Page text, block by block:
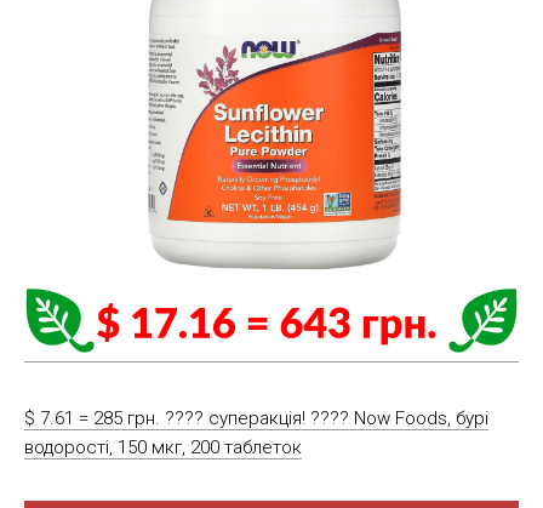
$ 7.61 = 285 грн. ???? cуперакція! ???? Now Foods, бурі
водорості, 150 мкг, 200 таблеток